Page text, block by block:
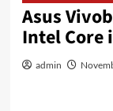
Asus
Intel Core
admin